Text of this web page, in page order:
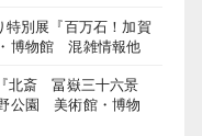
別展『百万石！加賀
博物館 混雑情報他
北斎 冨嶽三十六景
公園 美術館・博物